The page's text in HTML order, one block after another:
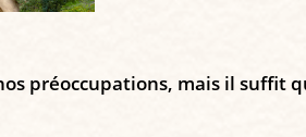
préoccupations, mais il suffit